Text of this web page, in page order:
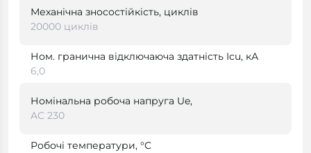
Механічна зносостійкість, циклів
20000 циклів
Ном. гранична відключаюча здатність Icu, кА
6,0
Номінальна робоча напруга Ue,
AC 230
Робочі температури, °С